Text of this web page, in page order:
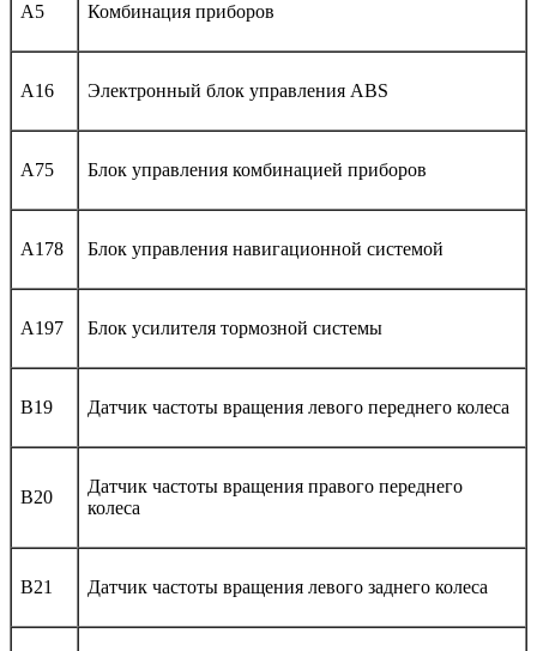
A5 Комбинация приборов
A16 Электронный блок управления ABS
A75 Блок управления комбинацией приборов
A178 Блок управления навигационной системой
A197 Блок усилителя тормозной системы
B19 Датчик частоты вращения левого переднего колеса
B20
Датчик частоты вращения правого переднего
колеса
B21 Датчик частоты вращения левого заднего колеса